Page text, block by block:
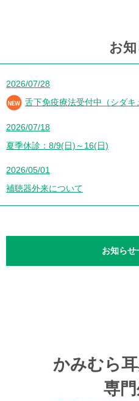
お
2026/07/28
舌下免疫療法受付中（シダキ
2026/07/18
夏季休診：8/9(日)～16(日)
2026/05/01
補聴器外来について
お知らせ
かみむら
専